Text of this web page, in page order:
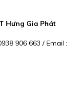
Hưng Gia Phát
906 663 / Email :